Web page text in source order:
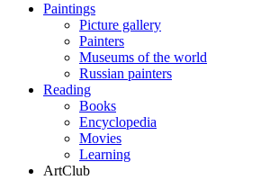
Paintings
Picture gallery
Painters
Museums of the world
Russian painters
Reading
Books
Encyclopedia
Movies
Learning
ArtClub